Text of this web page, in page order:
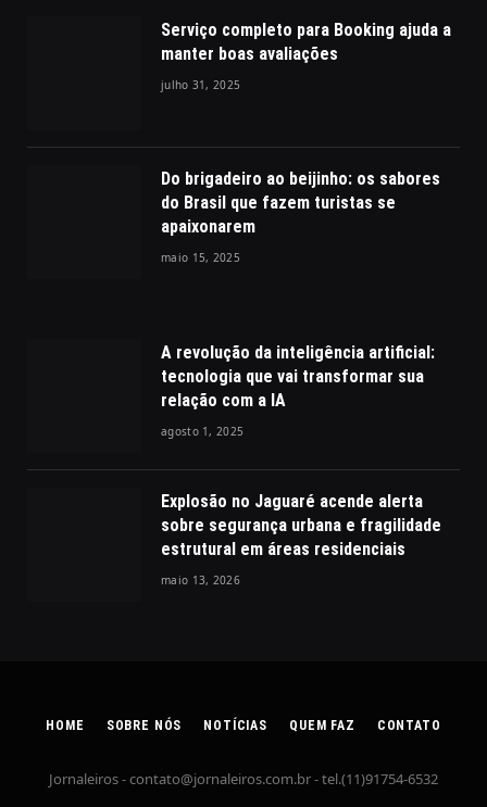
Serviço completo para Booking ajuda a
manter boas avaliações
julho 31, 2025
Do brigadeiro ao beijinho: os sabores
do Brasil que fazem turistas se
apaixonarem
maio 15, 2025
A revolução da inteligência artificial:
tecnologia que vai transformar sua
relação com a IA
agosto 1, 2025
Explosão no Jaguaré acende alerta
sobre segurança urbana e fragilidade
estrutural em áreas residenciais
maio 13, 2026
HOME SOBRE NÓS NOTÍCIAS QUEM FAZ CONTATO
Jornaleiros -contato@jornaleiros.com.br- tel.(11)91754-6532